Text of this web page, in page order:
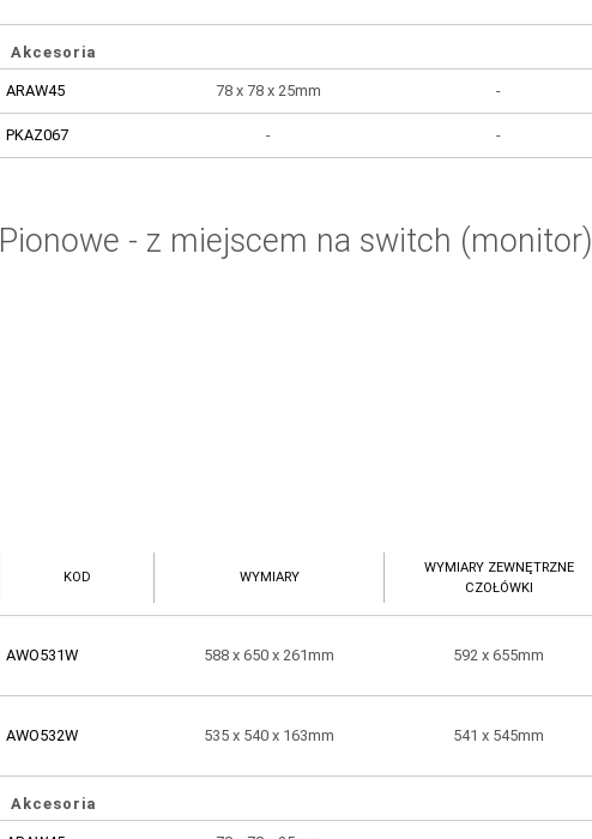
Akcesoria
ARAW45 78 x 78 x 25mm -
PKAZ067 - -
Pionowe - z miejscem na switch (monitor)
KOD WYMIARY
WYMIARY ZEWNĘTRZNE
CZOŁÓWKI
AWO531W 588 x 650 x 261mm 592 x 655mm
AWO532W 535 x 540 x 163mm 541 x 545mm
Akcesoria